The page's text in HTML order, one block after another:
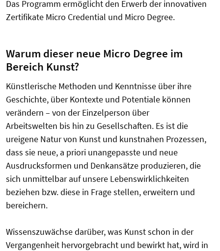
Das Programm ermöglicht den Erwerb der innovativen
Zertifikate Micro Credential und Micro Degree.
Warum dieser neue Micro Degree im
Bereich Kunst?
Künstlerische Methoden und Kenntnisse über ihre
Geschichte, über Kontexte und Potentiale können
verändern – von der Einzelperson über
Arbeitswelten bis hin zu Gesellschaften. Es ist die
ureigene Natur von Kunst und kunstnahen Prozessen,
dass sie neue, a priori unangepasste und neue
Ausdrucksformen und Denkansätze produzieren, die
sich unmittelbar auf unsere Lebenswirklichkeiten
beziehen bzw. diese in Frage stellen, erweitern und
bereichern.
Wissenszuwächse darüber, was Kunst schon in der
Vergangenheit hervorgebracht und bewirkt hat, wird in